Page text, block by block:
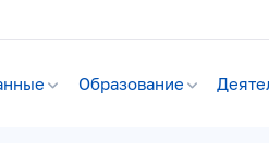
Образование